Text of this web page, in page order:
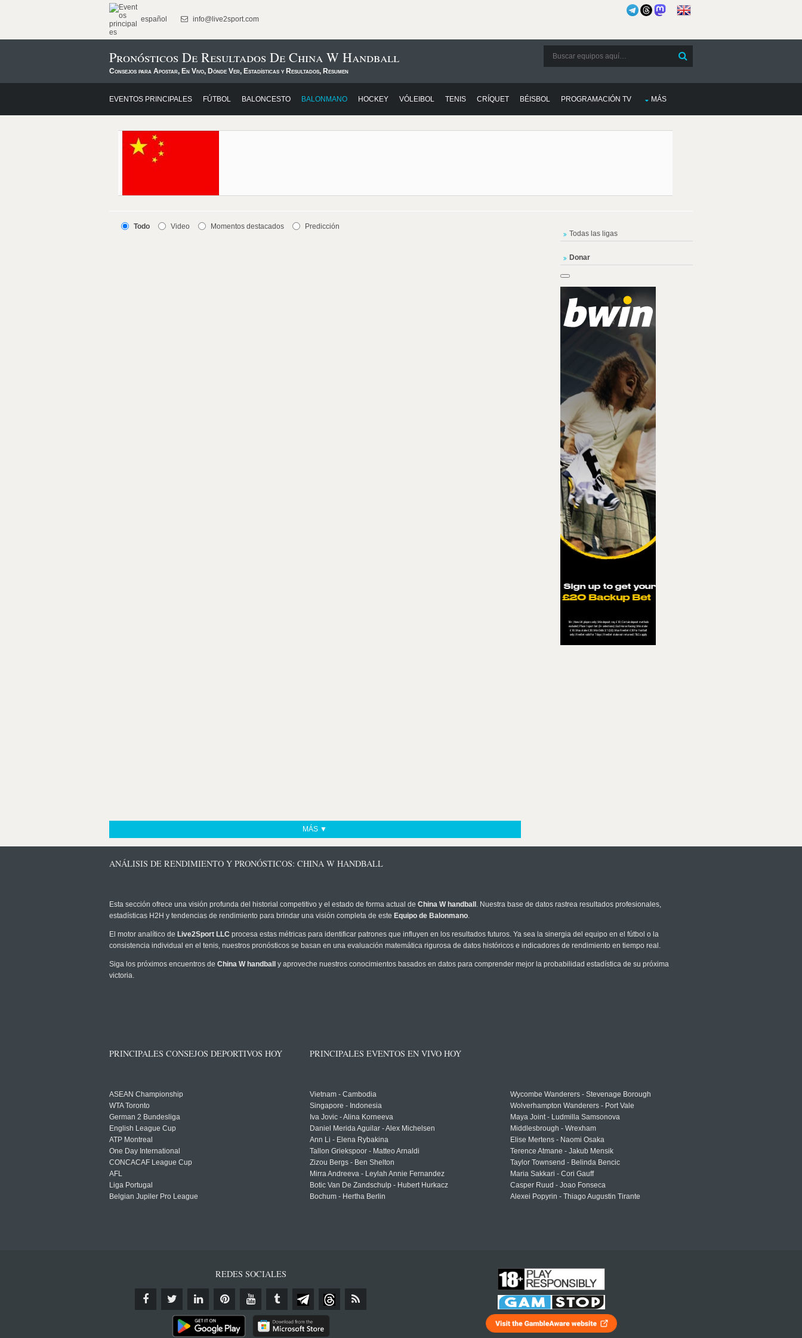
español info@live2sport.com
Pronósticos De Resultados De China W Handball
Consejos para Apostar, En Vivo, Dónde Ver, Estadísticas y Resultados, Resumen
EVENTOS PRINCIPALES FÚTBOL BALONCESTO BALONMANO HOCKEY VÓLEIBOL TENIS CRÍQUET BÉISBOL PROGRAMACIÓN TV MÁS
Todo Video Momentos destacados Predicción
MÁS ▼
Todas las ligas
Donar
ANÁLISIS DE RENDIMIENTO Y PRONÓSTICOS: CHINA W HANDBALL
Esta sección ofrece una visión profunda del historial competitivo y el estado de forma actual de China W handball . Nuestra base de datos rastrea resultados profesionales,
estadísticas H2H y tendencias de rendimiento para brindar una visión completa de este Equipo de Balonmano.
El motor analítico de Live2Sport LLC procesa estas métricas para identificar patrones que influyen en los resultados futuros. Ya sea la sinergia del equipo en el fútbol o la
consistencia individual en el tenis, nuestros pronósticos se basan en una evaluación matemática rigurosa de datos históricos e indicadores de rendimiento en tiempo real.
Siga los próximos encuentros de China W handball
y aproveche nuestros conocimientos basados en datos para comprender mejor la probabilidad estadística de su próxima
victoria.
PRINCIPALES CONSEJOS DEPORTIVOS HOY
ASEAN Championship
WTA Toronto
German 2 Bundesliga
English League Cup
ATP Montreal
One Day International
CONCACAF League Cup
AFL
Liga Portugal
Belgian Jupiler Pro League
PRINCIPALES EVENTOS EN VIVO HOY
Vietnam - Cambodia
Singapore - Indonesia
Iva Jovic - Alina Korneeva
Daniel Merida Aguilar - Alex Michelsen
Ann Li - Elena Rybakina
Tallon Griekspoor - Matteo Arnaldi
Zizou Bergs - Ben Shelton
Mirra Andreeva - Leylah Annie Fernandez
Botic Van De Zandschulp - Hubert Hurkacz
Bochum - Hertha Berlin
Wycombe Wanderers - Stevenage Borough
Wolverhampton Wanderers - Port Vale
Maya Joint - Ludmilla Samsonova
Middlesbrough - Wrexham
Elise Mertens - Naomi Osaka
Terence Atmane - Jakub Mensik
Taylor Townsend - Belinda Bencic
Maria Sakkari - Cori Gauff
Casper Ruud - Joao Fonseca
Alexei Popyrin - Thiago Augustin Tirante
REDES SOCIALES